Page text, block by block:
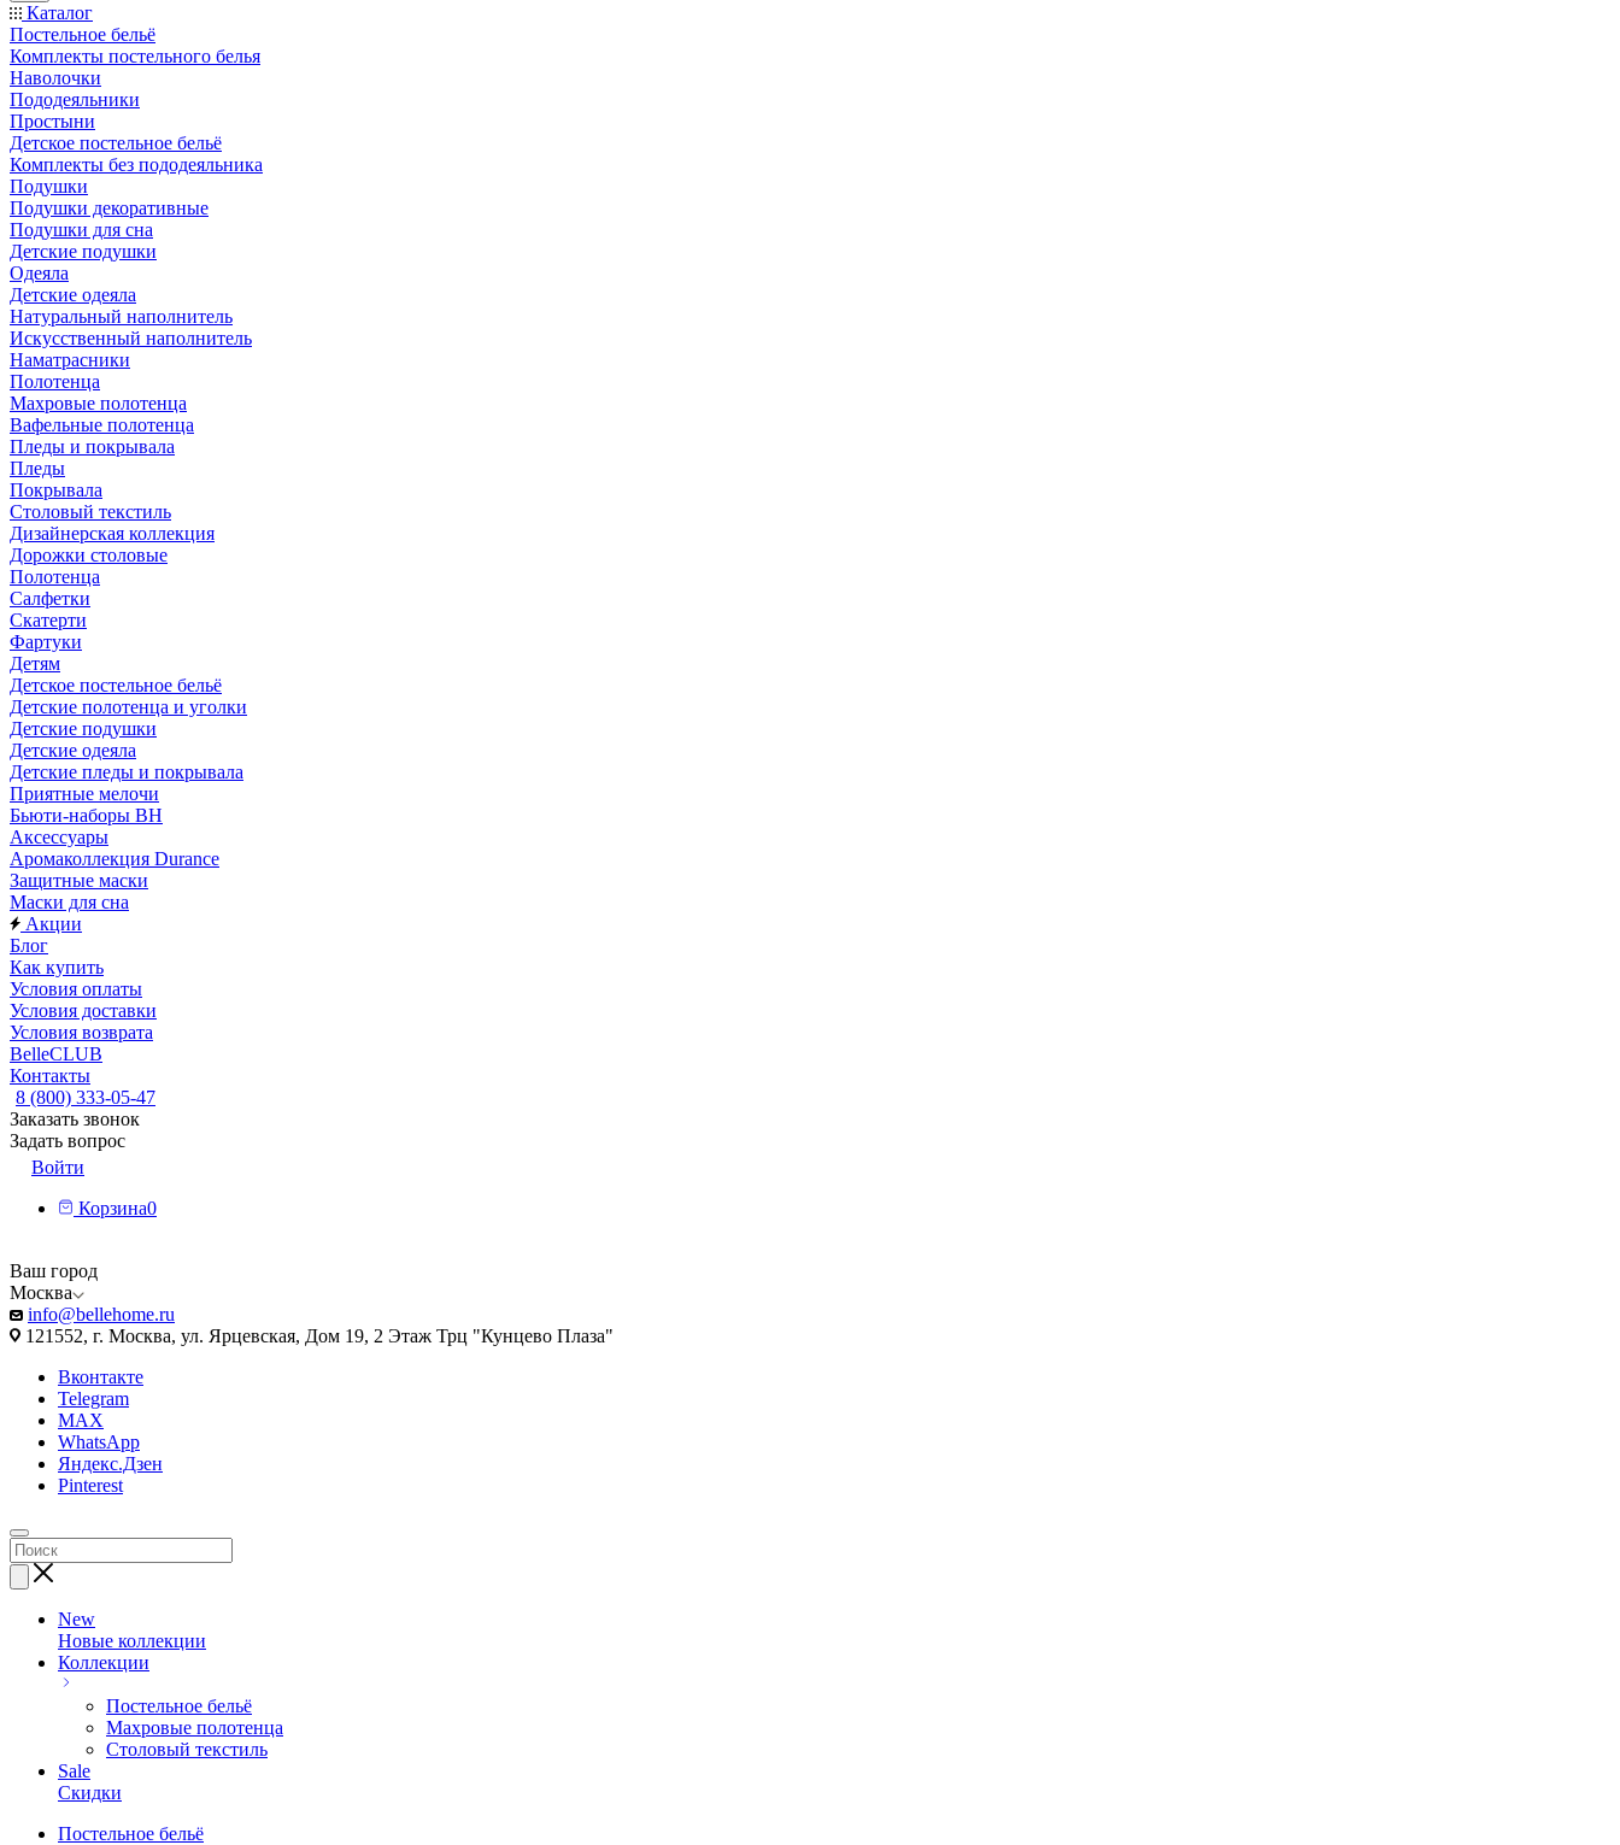
Каталог
Постельное бельё
Комплекты постельного белья
Наволочки
Пододеяльники
Простыни
Детское постельное бельё
Комплекты без пододеяльника
Подушки
Подушки декоративные
Подушки для сна
Детские подушки
Одеяла
Детские одеяла
Натуральный наполнитель
Искуcственный наполнитель
Наматрасники
Полотенца
Махровые полотенца
Вафельные полотенца
Пледы и покрывала
Пледы
Покрывала
Столовый текстиль
Дизайнерская коллекция
Дорожки столовые
Полотенца
Салфетки
Скатерти
Фартуки
Детям
Детское постельное бельё
Детские полотенца и уголки
Детские подушки
Детские одеяла
Детские пледы и покрывала
Приятные мелочи
Бьюти-наборы ВН
Аксессуары
Аромаколлекция Durance
Защитные маски
Маски для сна
Акции
Блог
Как купить
Условия оплаты
Условия доставки
Условия возврата
BelleCLUB
Контакты
8 (800) 333-05-47
Заказать звонок
Задать вопрос
Войти
Корзина0
Ваш город
Москва
info@bellehome.ru
121552, г. Москва, ул. Ярцевская, Дом 19, 2 Этаж Трц "Кунцево Плаза"
Вконтакте
Telegram
MAX
WhatsApp
Яндекс.Дзен
Pinterest
New
Новые коллекции
Коллекции
Постельное бельё
Махровые полотенца
Столовый текстиль
Sale
Скидки
Постельное бельё